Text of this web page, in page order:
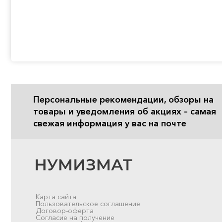
Персональные рекомендации, обзоры на
товары и уведомления об акциях – самая
свежая информация у вас на почте
Карта сайта
Пользовательское соглашение
Договор-оферта
Согласие на получение